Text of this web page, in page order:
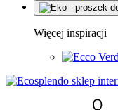
Więcej inspiracji